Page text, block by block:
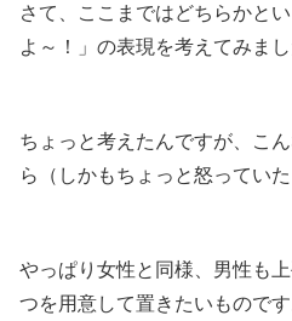
さて、ここまではどちらかと
よ～！」の表現を考えてみまし
ちょっと考えたんですが、こ
ら（しかもちょっと怒ってい
やっぱり女性と同様、男性も
つを用意して置きたいものです